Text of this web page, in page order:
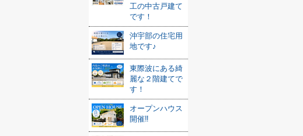
工の中古戸建て
です！
沖宇部の住宅用
地です♪
東際波にある綺
麗な２階建てで
す！
オープンハウス
開催‼